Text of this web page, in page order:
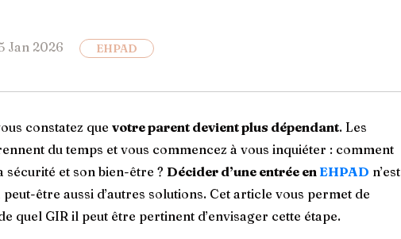
Jan 2026 EHPAD
constatez que votre parent devient plus dépendant. Les
du temps et vous commencez à vous inquiéter : comment
sécurité et son bien-être ? Décider d’une entrée en EHPAD n’est
être aussi d’autres solutions. Cet article vous permet de
quel GIR il peut être pertinent d’envisager cette étape.